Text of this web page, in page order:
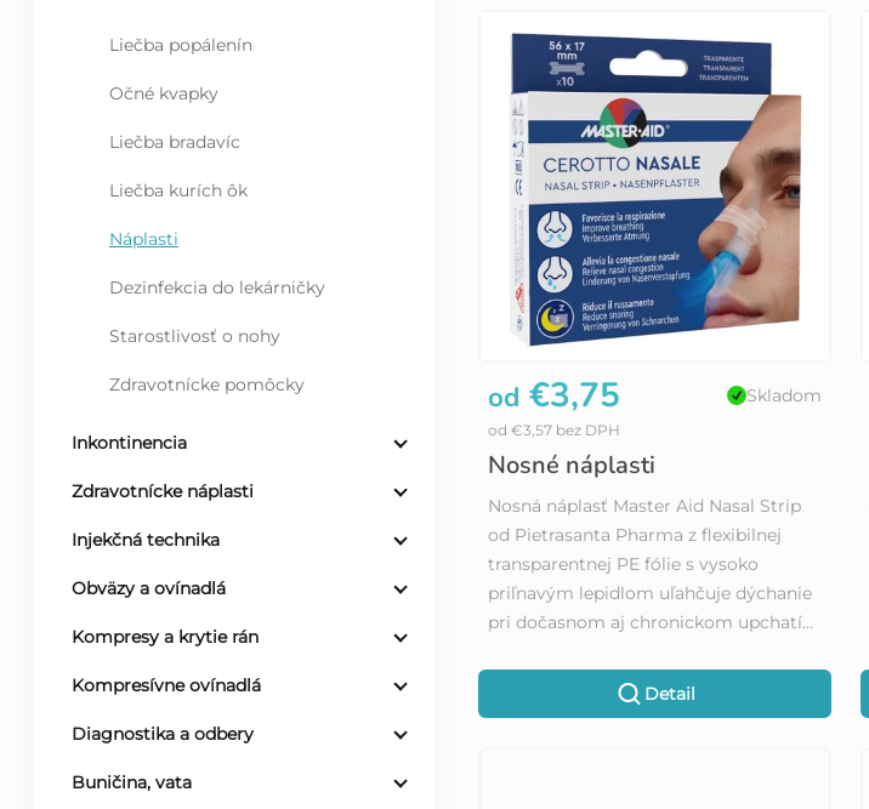
Liečba popálenín
Očné kvapky
Liečba bradavíc
Liečba kurích ôk
Náplasti
Dezinfekcia do lekárničky
Starostlivosť o nohy
Zdravotnícke pomôcky
Inkontinencia
Zdravotnícke náplasti
Injekčná technika
Obväzy a ovínadlá
Kompresy a krytie rán
Kompresívne ovínadlá
Diagnostika a odbery
Buničina, vata
r
o
d
u
k
t
Nosné náplasti
Skladom
od €3,57 bez DPH
od €3,75
Detail
Nosná náplasť Master Aid Nasal Strip
od Pietrasanta Pharma z flexibilnej
transparentnej PE fólie s vysoko
priľnavým lepidlom uľahčuje dýchanie
pri dočasnom aj chronickom upchatí...